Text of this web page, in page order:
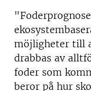
möjligheter till
drabbas av
foder som
beror på hur